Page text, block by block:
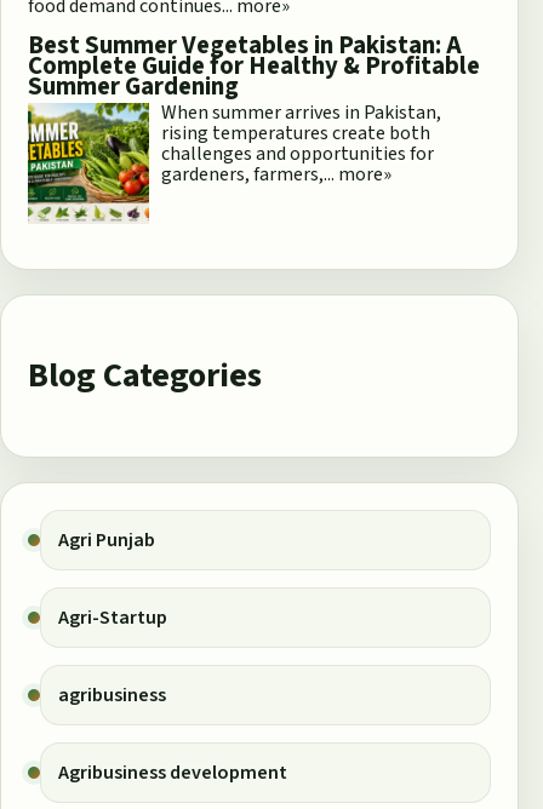
food demand continues... more»
Best Summer Vegetables in Pakistan: A
Complete Guide for Healthy & Profitable
Summer Gardening
When summer arrives in Pakistan,
rising temperatures create both
challenges and opportunities for
gardeners, farmers,... more»
Blog Categories
Agri Punjab
Agri-Startup
agribusiness
Agribusiness development